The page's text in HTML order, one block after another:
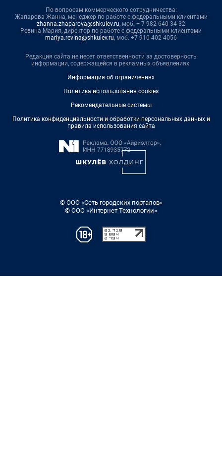
По вопросам коммерческого сотрудничества:
Жапарова Жанна, менеджер по работе с федеральными клиентами
zhanna.zhaparova@shkulev.ru, моб. + 7 982 640 34 32
Ревина Мария, директор по работе с федеральными клиентами
mariya.revina@shkulev.ru, моб. +7 910 402 4056
Редакция сайта не несет ответственности за достоверность
информации, содержащейся в рекламных объявлениях.
Информация об ограничениях
Политика использования cookies
Рекомендательные системы
Политика конфиденциальности и обработки персональных данных и
правила использования сайта
© ООО «Сеть городских порталов»
© ООО «Интернет Технологии»